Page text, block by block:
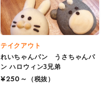
テイクアウト
れいちゃんパン うさちゃんパ
ン ハロウィン3兄弟
¥250～
（税抜）